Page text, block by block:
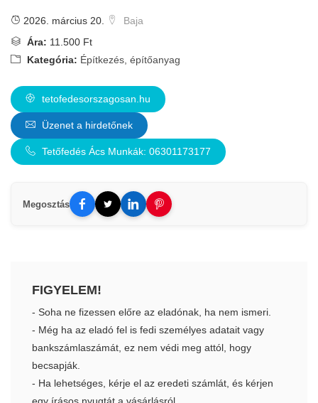
2026. március 20.
Baja
Ára: 11.500 Ft
Kategória: Építkezés, építőanyag
tetofedesorszagosan.hu
Üzenet a hirdetőnek
Tetőfedés Ács Munkák: 06301173177
Megosztás
FIGYELEM!
- Soha ne fizessen előre az eladónak, ha nem ismeri.
- Még ha az eladó fel is fedi személyes adatait vagy
bankszámlaszámát, ez nem védi meg attól, hogy
becsapják.
- Ha lehetséges, kérje el az eredeti számlát, és kérjen